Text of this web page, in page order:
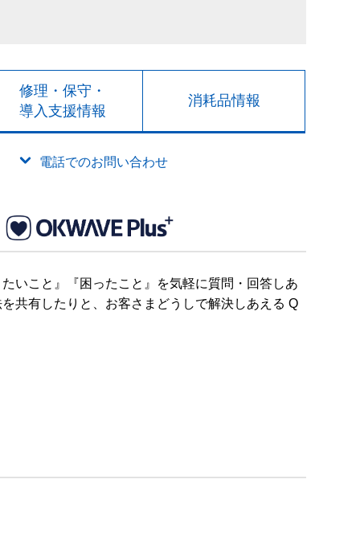
修理・保守・
導入支援情報
消耗品情報
電話でのお問い合わせ
いこと』『困ったこと』を気軽に質問・回答しあ
共有したりと、お客さまどうしで解決しあえる Q